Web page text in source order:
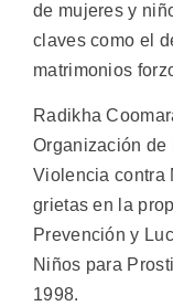
de mujeres y
claves como el
matrimonios
Radikha
Organización de
Violencia contra
grietas en la
Prevención y
Niños para
1998.